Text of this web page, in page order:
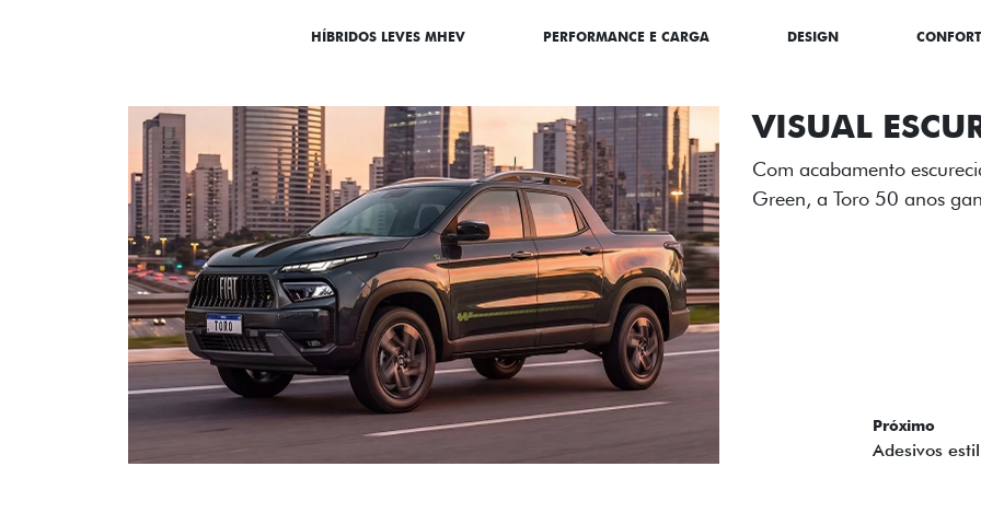
HÍBRIDOS LEVES MHEV PERFORMANCE E CARGA DESIGN
ADESIVOS
Os adesivos aplicados no
única dessa edição para